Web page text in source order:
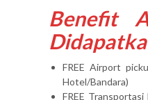
Benefit
FREE Airport
Hotel/Bandara)
FREE